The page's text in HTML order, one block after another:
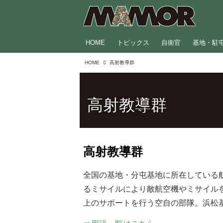
HOME トピックス 自衛官 基地・駐
HOME 高射教導群
高射教導群
高射教導群
全国の基地・分屯基地に所在してい
るミサイルにより敵航空機やミサイ
上のサポートを行う空自の部隊。浜